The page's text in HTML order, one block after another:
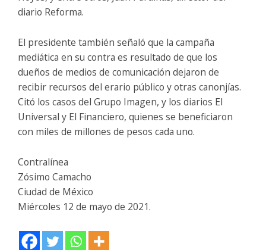
diario Reforma.
El presidente también señaló que la campaña
mediática en su contra es resultado de que los
dueños de medios de comunicación dejaron de
recibir recursos del erario público y otras canonjías.
Citó los casos del Grupo Imagen, y los diarios El
Universal y El Financiero, quienes se beneficiaron
con miles de millones de pesos cada uno.
Contralínea
Zósimo Camacho
Ciudad de México
Miércoles 12 de mayo de 2021.